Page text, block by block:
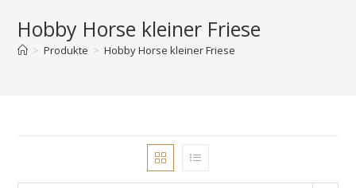
Hobby Horse kleiner Friese
> Produkte > Hobby Horse kleiner Friese